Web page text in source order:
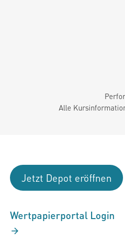
Alle
Jetzt Depot eröffnen
Wertpapierportal Login